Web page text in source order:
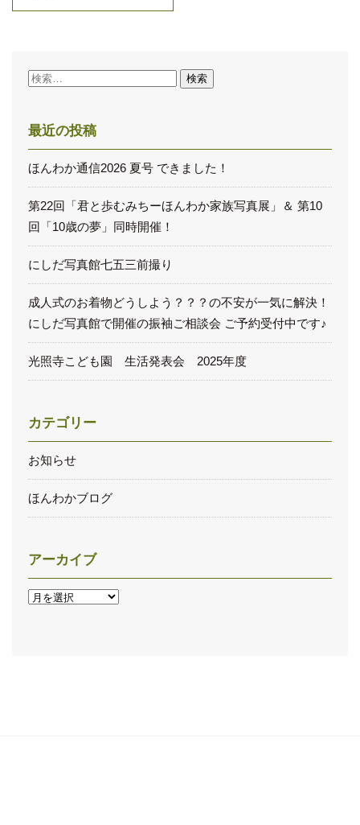
検
最近の投稿
ほんわか通信2026 夏号 できました！
第22回「君と歩むみちーほんわか家族写真展」＆ 第10
回「10歳の夢」同時開催！
にしだ写真館七五三前撮り
成人式のお着物どうしよう？？？の不安が一気に解決！
にしだ写真館で開催の振袖ご相談会 ご予約受付中です♪
光照寺こども園 生活発表会 2025年度
カテゴリー
お知らせ
ほんわかブログ
アーカイブ
ア